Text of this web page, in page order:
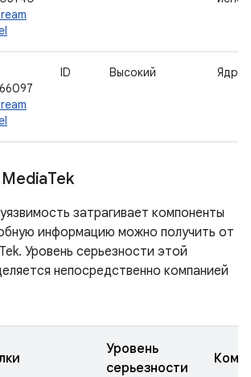
ID Высокий Ядро
Tek
затрагивает компоненты
информацию можно получить от
Уровень серьезности этой
непосредственно компанией
Уровень
серьезности